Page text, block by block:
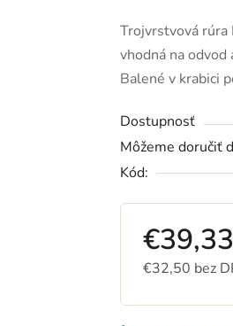
Trojvrstvová rúra
vhodná na odvod
Balené v krabici
Dostupnosť
Môžeme doručiť
Kód:
€39,33
€32,50 bez